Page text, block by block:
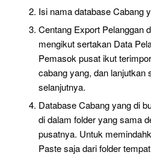
Isi nama database Cabang
Centang Export Pelanggan
mengikut sertakan Data
Pemasok pusat ikut
cabang yang, dan lanjutkan
selanjutnya.
Database Cabang yang di
di dalam folder yang sama
pusatnya. Untuk
Paste saja dari folder